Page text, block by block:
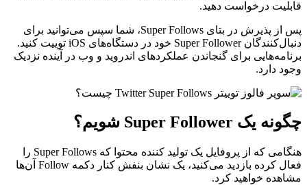
قابلیت درخواست دهید.
پس از پذیرش در بتای Super Follows، شما سپس می‌توانید برای
دنبال‌کنندگان Super Follower خود در دستگاه‌های iOS توییت کنید.
برنامه‌هایی برای گنجاندن عملکردهای اندروید و وب در آینده نزدیک
وجود دارد.
چگونه یک Super Follower شویم؟
هنگامی که از پروفایل یک تولید کننده محتوا که Super Follows را
فعال کرده بازدید می‌کنید، یک نشان بنفش کنار دکمه Follow آن‌ها
مشاهده خواهید کرد.